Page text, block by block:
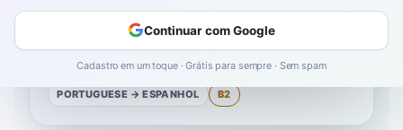
A palavra espanhola para“animais imundos
é “cerdos”—B2 nível.
PORTUGUESE → ESPANHOL B2
Continuar com Google
Cadastro em um toque · Grátis para sempre · Sem spam